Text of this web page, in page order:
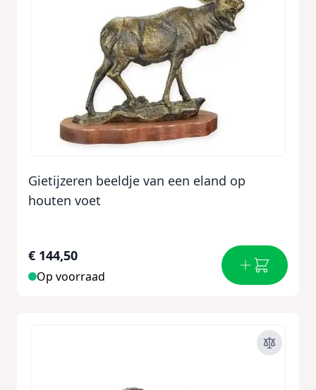
Gietijzeren beeldje van een eland op
houten voet
€ 144,50
Op voorraad